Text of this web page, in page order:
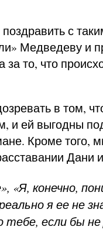
с
Медведеву и
то, что
в том,
и ей выгодны
Кроме того,
Дани
«Я, конечно,
я ее не
тебе, если бы